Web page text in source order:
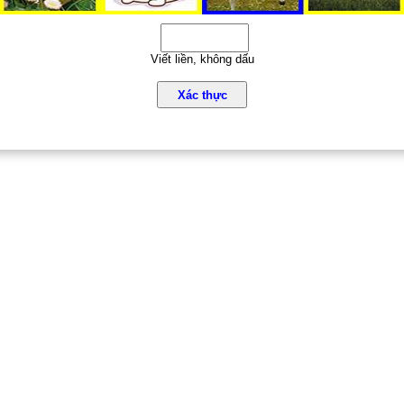
Viết liền, không dấu
Xác thực